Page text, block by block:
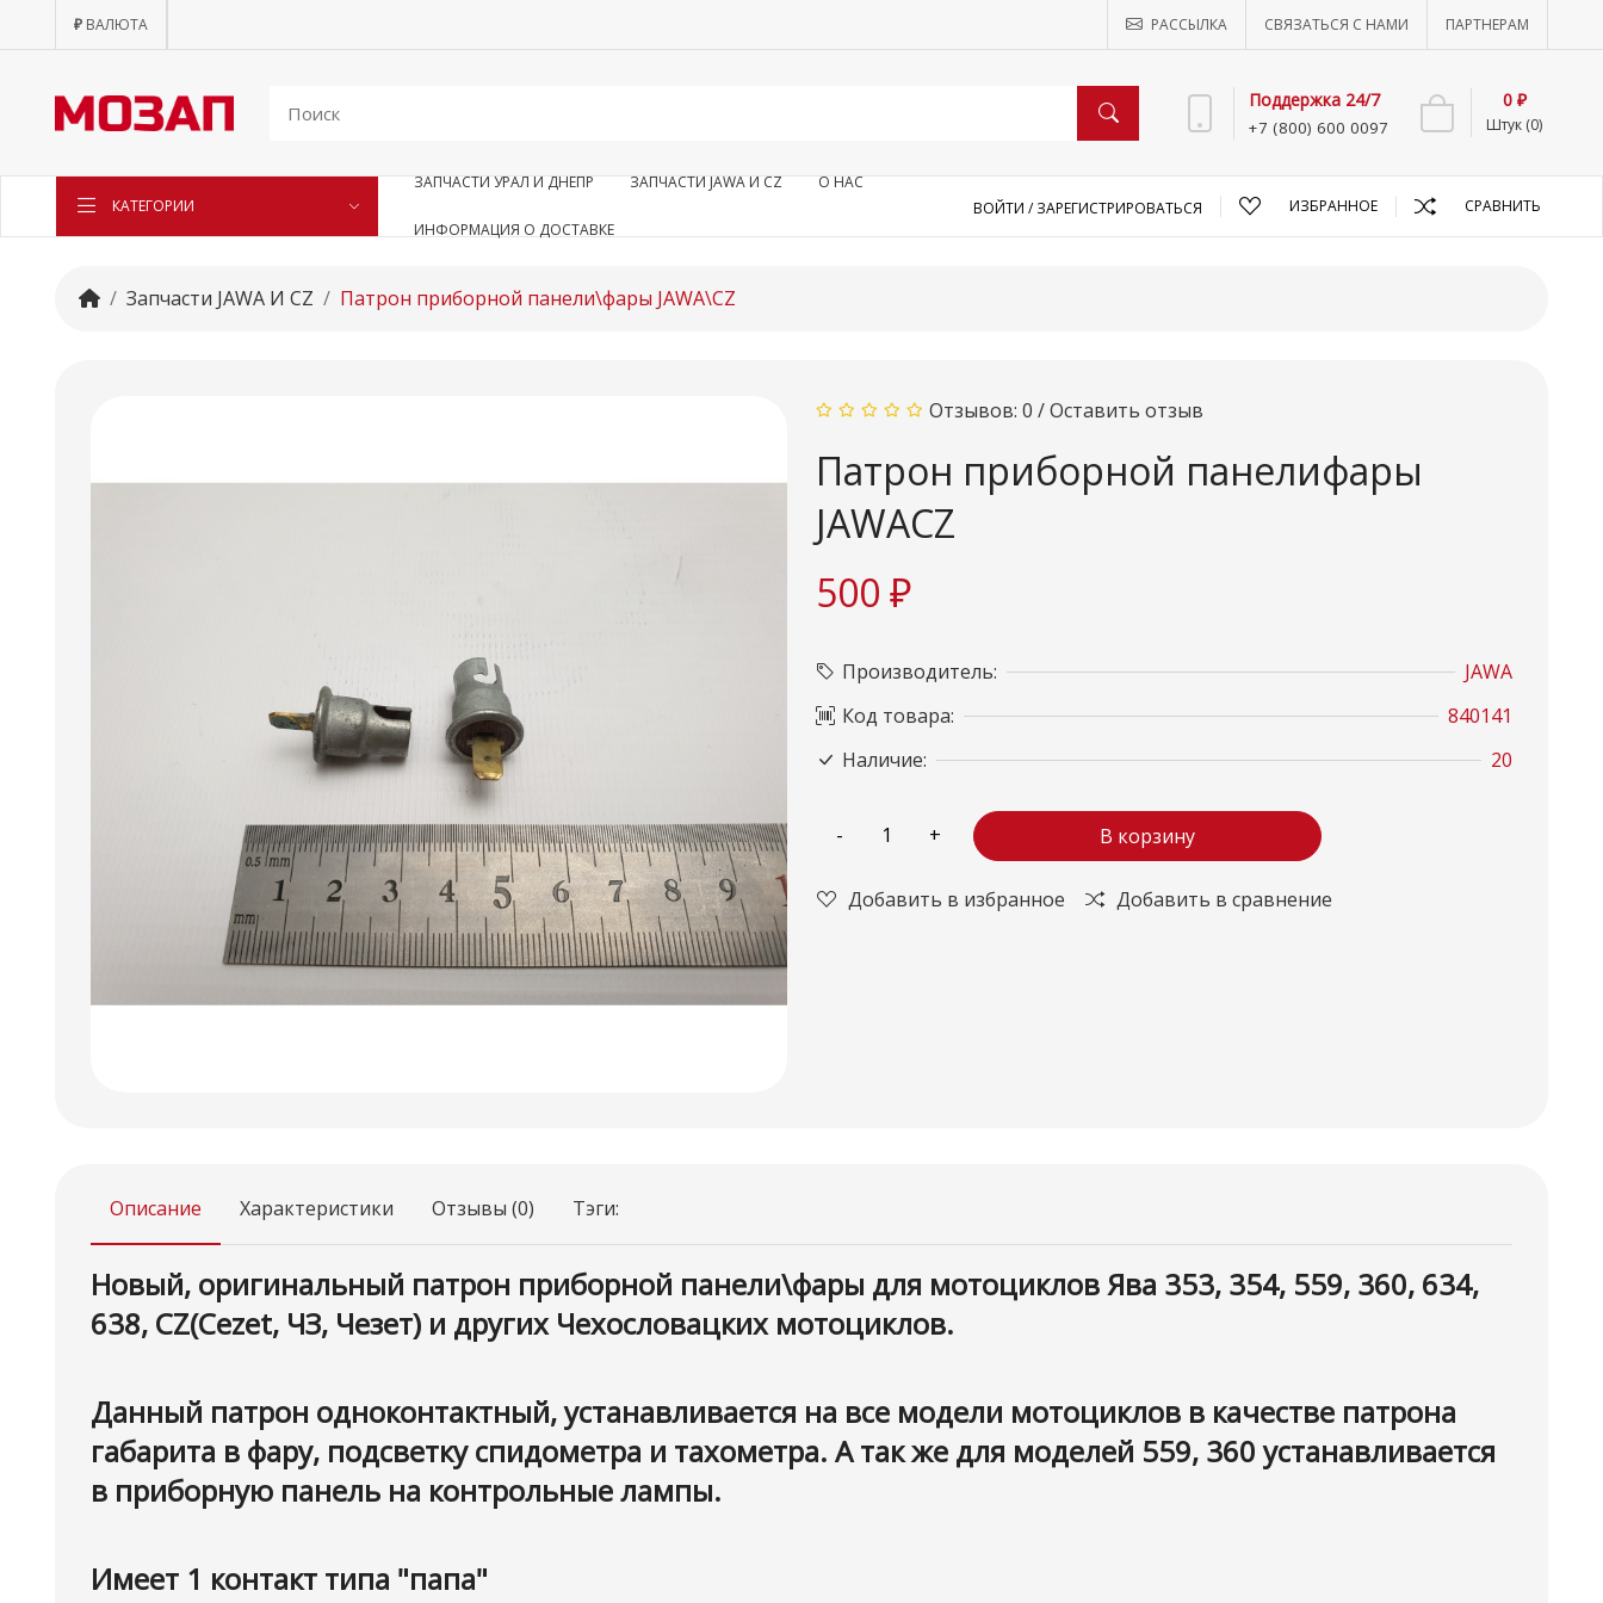
₽ ВАЛЮТА РАССЫЛКА СВЯЗАТЬСЯ С НАМИ ПАРТНЕРАМ
Поддержка 24/7
+7 (800) 600 0097 Штук (0)
0 ₽
КАТЕГОРИИ
ЗАПЧАСТИ УРАЛ И ДНЕПР ЗАПЧАСТИ JAWA И CZ О НАС
ИНФОРМАЦИЯ О ДОСТАВКЕ
ВОЙТИ /ЗАРЕГИСТРИРОВАТЬСЯ ИЗБРАННОЕ СРАВНИТЬ
Запчасти JAWA И CZ Патрон приборной панели\фары JAWA\CZ
Отзывов: 0 /Оставить отзыв
Патрон приборной панелифары
JAWACZ
500 ₽
Производитель:
JAWA
Код товара:
840141
Наличие:
20
В корзину
Добавить в избранное Добавить в сравнение
Описание Характеристики Отзывы (0) Тэги:
Новый, оригинальный патрон приборной панели\фары для мотоциклов Ява 353, 354, 559, 360, 634,
638, CZ(Cezet, ЧЗ, Чезет) и других Чехословацких мотоциклов.
Данный патрон одноконтактный, устанавливается на все модели мотоциклов в качестве патрона
габарита в фару, подсветку спидометра и тахометра. А так же для моделей 559, 360 устанавливается
в приборную панель на контрольные лампы.
Имеет 1 контакт типа "папа"